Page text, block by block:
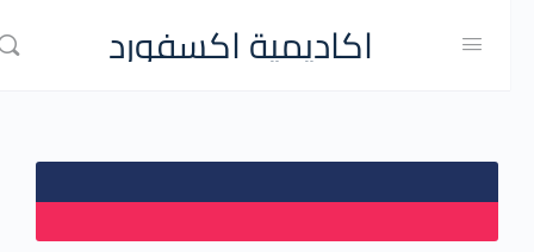
اكاديمية اكسفورد